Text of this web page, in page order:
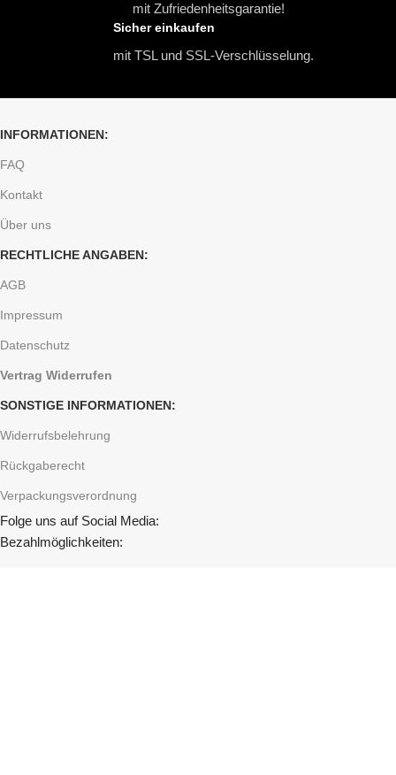
mit Zufriedenheitsgarantie!
Sicher einkaufen
mit TSL und SSL-Verschlüsselung.
INFORMATIONEN:
FAQ
Kontakt
Über uns
RECHTLICHE ANGABEN:
AGB
Impressum
Datenschutz
Vertrag Widerrufen
SONSTIGE INFORMATIONEN:
Widerrufsbelehrung
Rückgaberecht
Verpackungsverordnung
Folge uns auf Social Media:
Bezahlmöglichkeiten: